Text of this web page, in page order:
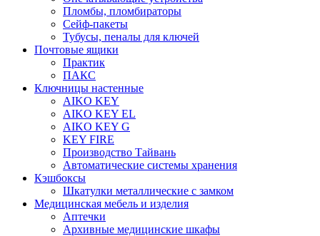
Пломбы, пломбираторы
Сейф-пакеты
Тубусы, пеналы для ключей
Почтовые ящики
Практик
ПАКС
Ключницы настенные
AIKO KEY
AIKO KEY EL
AIKO KEY G
KEY FIRE
Производство Тайвань
Автоматические системы хранения
Кэшбоксы
Шкатулки металлические с замком
Медицинская мебель и изделия
Аптечки
Архивные медицинские шкафы